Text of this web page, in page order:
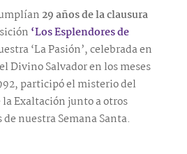
29 años de la clausura
‘Los Esplendores de
‘La Pasión’, celebrada en
Divino Salvador en los meses
participó el misterio del
Exaltación junto a otros
nuestra Semana Santa.